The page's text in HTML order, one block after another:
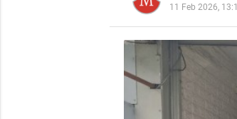
11 Feb 2026,